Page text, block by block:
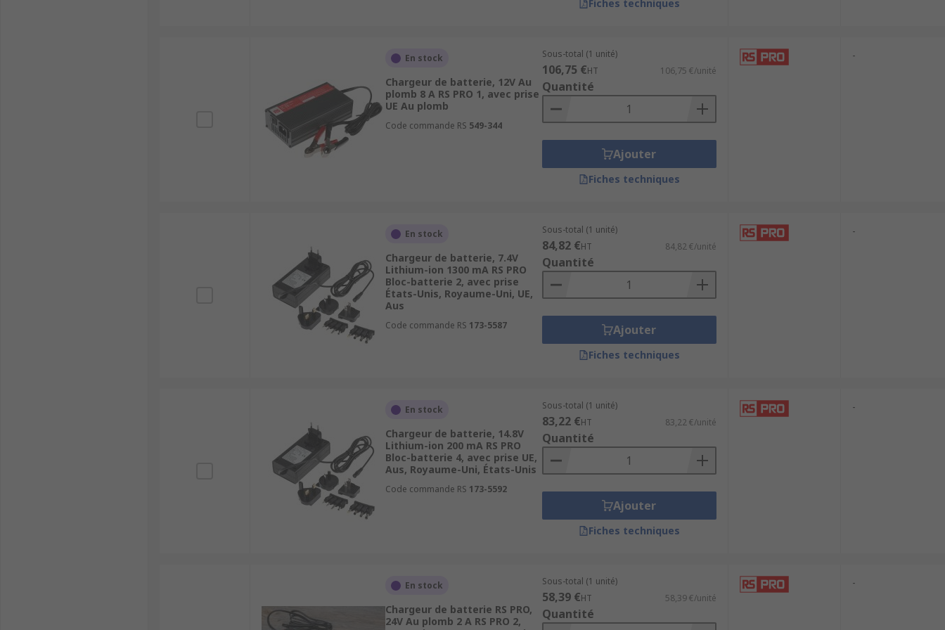
Fiches techniques
En stock
Chargeur de batterie, 12V Au
plomb 8 A RS PRO 1, avec prise
UE Au plomb
Code commande RS 549-344
Sous-total (1 unité)
106,75 €HT 106,75 €/unité
Quantité
Ajouter
Fiches techniques
-
En stock
Chargeur de batterie, 7.4V
Lithium-ion 1300 mA RS PRO
Bloc-batterie 2, avec prise
États-Unis, Royaume-Uni, UE,
Aus
Code commande RS 173-5587
Sous-total (1 unité)
84,82 €HT 84,82 €/unité
Quantité
Ajouter
Fiches techniques
-
En stock
Chargeur de batterie, 14.8V
Lithium-ion 200 mA RS PRO
Bloc-batterie 4, avec prise UE,
Aus, Royaume-Uni, États-Unis
Code commande RS 173-5592
Sous-total (1 unité)
83,22 €HT 83,22 €/unité
Quantité
Ajouter
Fiches techniques
-
En stock
Chargeur de batterie RS PRO,
24V Au plomb 2 A RS PRO 2,
Sous-total (1 unité)
58,39 €HT 58,39 €/unité
Quantité
-